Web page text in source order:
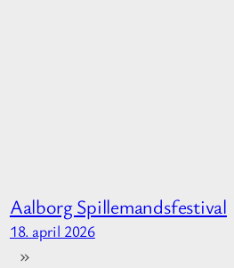
Aalborg Spillemandsfestival
18. april 2026
»